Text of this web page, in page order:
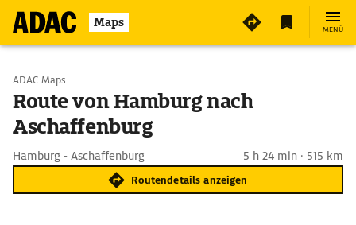
Maps MENÜ
Start wählen
Ziel eingeben
ADAC Maps
Route von Hamburg nach
Aschaffenburg
Hamburg - Aschaffenburg 5 h 24 min · 515 km
Routendetails anzeigen